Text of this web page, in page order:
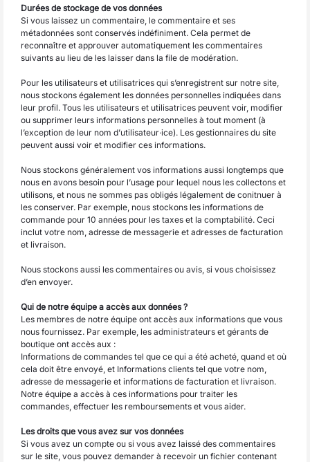
Durées de stockage de vos données
Si vous laissez un commentaire, le commentaire et ses
métadonnées sont conservés indéfiniment. Cela permet de
reconnaître et approuver automatiquement les commentaires
suivants au lieu de les laisser dans la file de modération.
Pour les utilisateurs et utilisatrices qui s’enregistrent sur notre site,
nous stockons également les données personnelles indiquées dans
leur profil. Tous les utilisateurs et utilisatrices peuvent voir, modifier
ou supprimer leurs informations personnelles à tout moment (à
l’exception de leur nom d’utilisateur·ice). Les gestionnaires du site
peuvent aussi voir et modifier ces informations.
Nous stockons généralement vos informations aussi longtemps que
nous en avons besoin pour l’usage pour lequel nous les collectons et
utilisons, et nous ne sommes pas obligés légalement de conitnuer à
les conserver. Par exemple, nous stockons les informations de
commande pour 10 années pour les taxes et la comptabilité. Ceci
inclut votre nom, adresse de messagerie et adresses de facturation
et livraison.
Nous stockons aussi les commentaires ou avis, si vous choisissez
d’en envoyer.
Qui de notre équipe a accès aux données ?
Les membres de notre équipe ont accès aux informations que vous
nous fournissez. Par exemple, les administrateurs et gérants de
boutique ont accès aux :
Informations de commandes tel que ce qui a été acheté, quand et où
cela doit être envoyé, et Informations clients tel que votre nom,
adresse de messagerie et informations de facturation et livraison.
Notre équipe a accès à ces informations pour traiter les
commandes, effectuer les remboursements et vous aider.
Les droits que vous avez sur vos données
Si vous avez un compte ou si vous avez laissé des commentaires
sur le site, vous pouvez demander à recevoir un fichier contenant